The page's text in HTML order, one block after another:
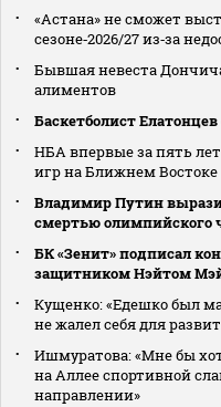
«Астана» не сможет
сезоне‑2026/27 из‑за
Бывшая невеста
алиментов
Баскетболист
НБА впервые за пять
игр на Ближнем
Владимир Путин
смертью олимпийского
БК «Зенит» подписал
защитником Нэйтом
Кущенко: «Едешко был
не жалел себя для
Ишмуратова: «Мне бы
на Аллее спортивной
направлении»